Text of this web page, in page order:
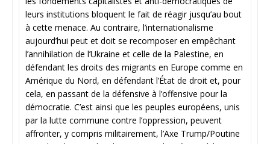
leurs institutions bloquent le fait de réagir jusqu’au bout
à cette menace. Au contraire, l’internationalisme
aujourd’hui peut et doit se recomposer en empêchant
l’annihilation de l’Ukraine et celle de la Palestine, en
défendant les droits des migrants en Europe comme en
Amérique du Nord, en défendant l’État de droit et, pour
cela, en passant de la défensive à l’offensive pour la
démocratie. C’est ainsi que les peuples européens, unis
par la lutte commune contre l’oppression, peuvent
affronter, y compris militairement, l’Axe Trump/Poutine